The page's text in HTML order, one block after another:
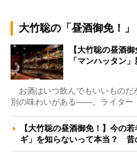
大竹聡の「昼酒御免！」
【大竹聡の昼酒
「マンハッタン
お酒はいつ飲んでもいいものだ
別の味わいがある――。ライター
【大竹聡の昼酒御免！】今の
ギ」を知らないって本当？